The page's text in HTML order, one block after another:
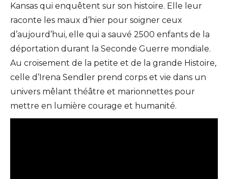
Kansas qui enquêtent sur son histoire. Elle leur
raconte les maux d’hier pour soigner ceux
d’aujourd’hui, elle qui a sauvé 2500 enfants de la
déportation durant la Seconde Guerre mondiale.
Au croisement de la petite et de la grande Histoire,
celle d’Irena Sendler prend corps et vie dans un
univers mêlant théâtre et marionnettes pour
mettre en lumière courage et humanité.